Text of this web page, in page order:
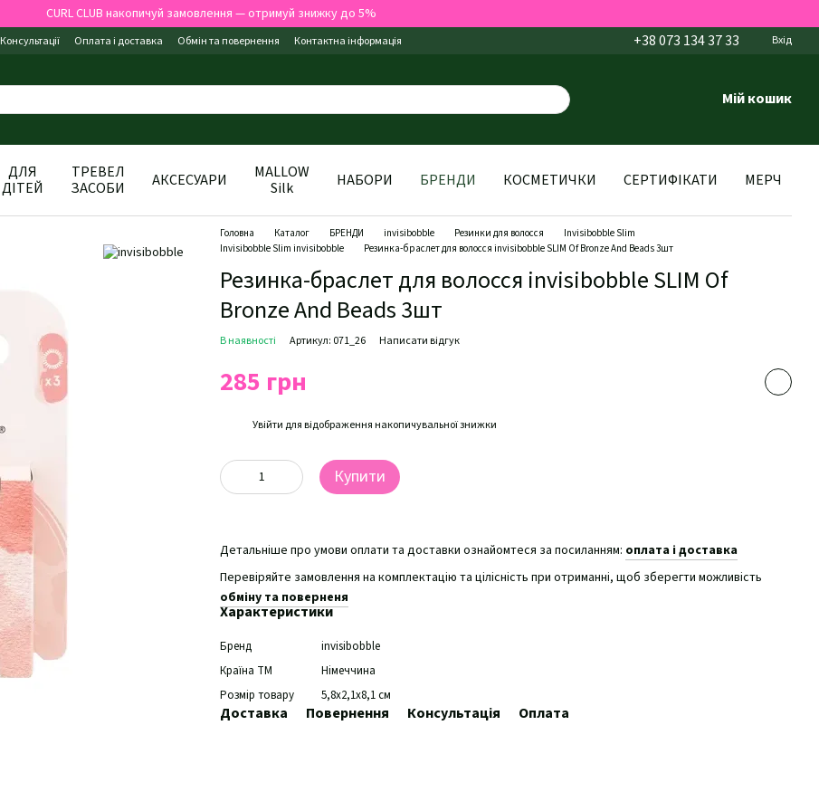
CURL CLUB накопичуй замовлення — отримуй знижку до 5%
Консультації Оплата і доставка Обмін та повернення
Контактна інформація
+38 073 134 37 33 Вхід
Мій кошик
ДЛЯ
ДІТЕЙ
ТРЕВЕЛ
ЗАСОБИ
АКСЕСУАРИ
MALLOW
Silk
НАБОРИ БРЕНДИ КОСМЕТИЧКИ СЕРТИФІКАТИ МЕРЧ
Головна Каталог БРЕНДИ invisibobble Резинки для волосся
Invisibobble Slim
Invisibobble Slim invisibobble
Резинка-браслет для волосся invisibobble SLIM Of Bronze And Beads 3шт
Резинка-браслет для волосся invisibobble SLIM Of
Bronze And Beads 3шт
В наявності Артикул: 071_26 Написати відгук
285 грн
Увійтидля відображення накопичувальної знижки
Купити
Детальніше про умови оплати та доставки ознайомтеся за посиланням: оплата і доставка
Перевіряйте замовлення на комплектацію та цілісність при отриманні, щоб зберегти можливість
обміну та поверненя
Характеристики
Бренд
invisibobble
Країна ТМ
Німеччина
Розмір товару
5,8х2,1х8,1 см
Доставка Повернення Консультація Оплата